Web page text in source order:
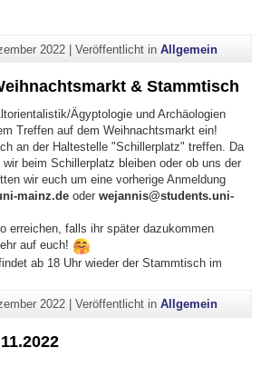
2022| Veröffentlicht in Allgemein
& Stammtisch
Ägyptologie und Archäologien
Treffen auf dem Weihnachtsmarkt ein!
an der Haltestelle "Schillerplatz" treffen. Da
beim Schillerplatz bleiben oder ob uns der
wir euch um eine vorherige Anmeldung
mainz.de oder wejannis@students.uni-
erreichen, falls ihr später dazukommen
auf euch!
ab 18 Uhr wieder der Stammtisch im
2022| Veröffentlicht in Allgemein